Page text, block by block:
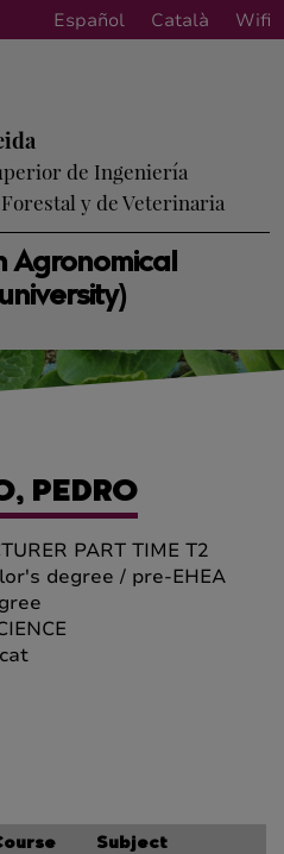
Español Català Wifi
Agronomical
de Ingeniería
y de Veterinaria
PEDRO
PART TIME T2
degree / pre-EHEA
Subject